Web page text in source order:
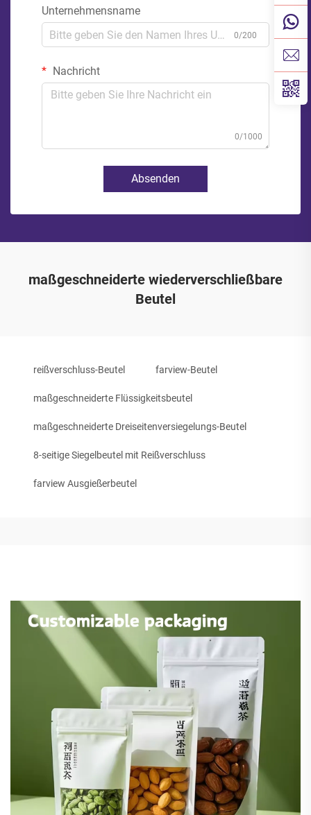
Unternehmensname
0/200
Nachricht
0/1000
Absenden
maßgeschneiderte wiederverschließbare
Beutel
reißverschluss-Beutel farview-Beutel
maßgeschneiderte Flüssigkeitsbeutel
maßgeschneiderte Dreiseitenversiegelungs-Beutel
8-seitige Siegelbeutel mit Reißverschluss
farview Ausgießerbeutel